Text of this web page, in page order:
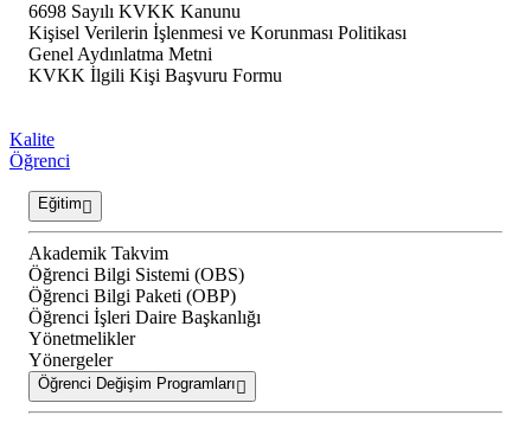
6698 Sayılı KVKK Kanunu
Kişisel Verilerin İşlenmesi ve Korunması Politikası
Genel Aydınlatma Metni
KVKK İlgili Kişi Başvuru Formu
Kalite
Öğrenci
Eğitim
Akademik Takvim
Öğrenci Bilgi Sistemi (OBS)
Öğrenci Bilgi Paketi (OBP)
Öğrenci İşleri Daire Başkanlığı
Yönetmelikler
Yönergeler
Öğrenci Değişim Programları